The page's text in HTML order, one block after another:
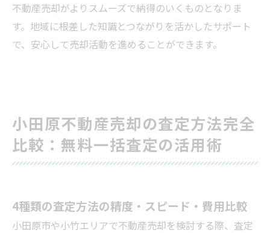
不動産売却がよりスムーズで納得のいくものとなりま
す。地域に根差した知識とつながりを活かしたサポート
で、安心して売却活動を進めることができます。
小田原不動産売却の査定方法完全
比較：無料一括査定の活用術
4種類の査定方法の精度・スピード・費用比較
小田原市や小竹エリアで不動産売却を検討する際、査定